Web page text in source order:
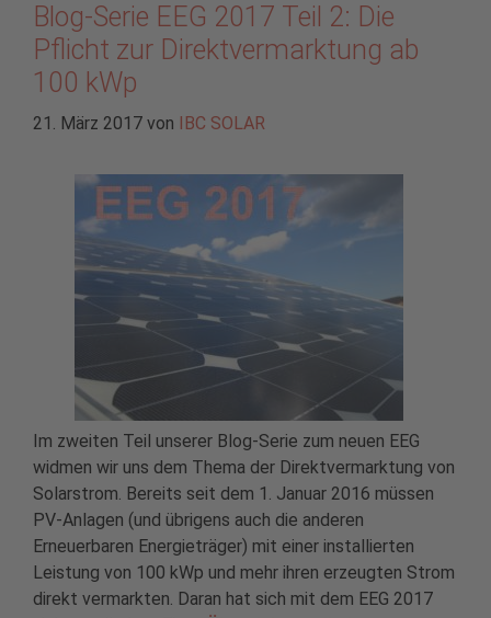
Blog-Serie EEG 2017 Teil 2: Die
Pflicht zur Direktvermarktung ab
100 kWp
21. März 2017 von IBC SOLAR
Im zweiten Teil unserer Blog-Serie zum neuen EEG
widmen wir uns dem Thema der Direktvermarktung von
Solarstrom. Bereits seit dem 1. Januar 2016 müssen
PV-Anlagen (und übrigens auch die anderen
Erneuerbaren Energieträger) mit einer installierten
Leistung von 100 kWp und mehr ihren erzeugten Strom
direkt vermarkten. Daran hat sich mit dem EEG 2017